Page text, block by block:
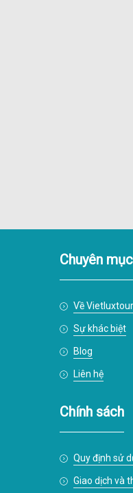
Chuyên mục
Về Vietluxtour
Sự khác biệt
Blog
Liên hệ
Chính sách
Quy định sử
Giao dịch và